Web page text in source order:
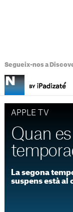
Segueix-nos a
APPLE TV
Quan
La segona
suspens està al